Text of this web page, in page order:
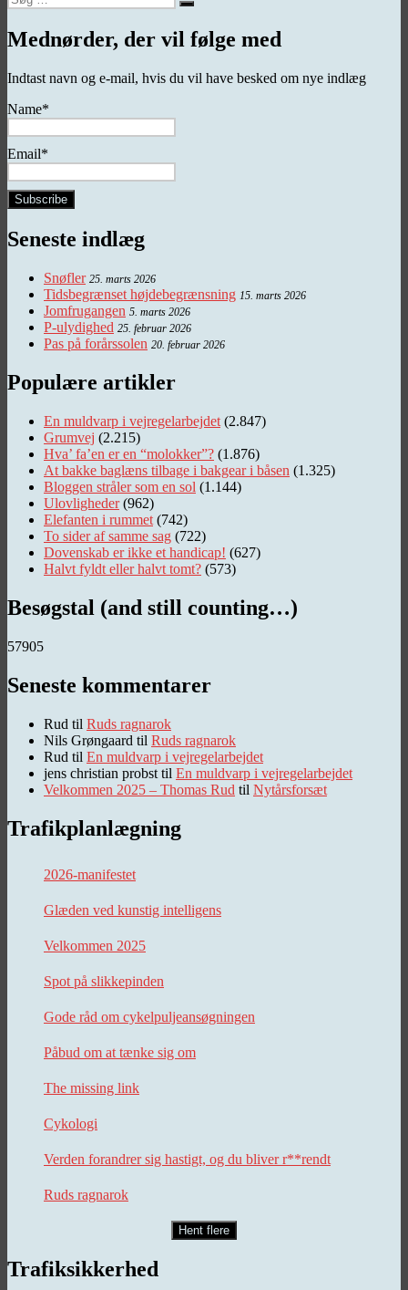
efter:
Søg
Mednørder, der vil følge med
Indtast navn og e-mail, hvis du vil have besked om nye indlæg
Name*
Email*
Seneste indlæg
Snøfler 25. marts 2026
Tidsbegrænset højdebegrænsning 15. marts 2026
Jomfrugangen 5. marts 2026
P-ulydighed 25. februar 2026
Pas på forårssolen 20. februar 2026
Populære artikler
En muldvarp i vejregelarbejdet (2.847)
Grumvej (2.215)
Hva’ fa’en er en “molokker”? (1.876)
At bakke baglæns tilbage i bakgear i båsen (1.325)
Bloggen stråler som en sol (1.144)
Ulovligheder (962)
Elefanten i rummet (742)
To sider af samme sag (722)
Dovenskab er ikke et handicap! (627)
Halvt fyldt eller halvt tomt? (573)
Besøgstal (and still counting…)
57905
Seneste kommentarer
Rud til Ruds ragnarok
Nils Grøngaard til Ruds ragnarok
Rud til En muldvarp i vejregelarbejdet
jens christian probst til En muldvarp i vejregelarbejdet
Velkommen 2025 – Thomas Rud til Nytårsforsæt
Trafikplanlægning
2026-manifestet
Glæden ved kunstig intelligens
Velkommen 2025
Spot på slikkepinden
Gode råd om cykelpuljeansøgningen
Påbud om at tænke sig om
The missing link
Cykologi
Verden forandrer sig hastigt, og du bliver r**rendt
Ruds ragnarok
Hent flere
Trafiksikkerhed